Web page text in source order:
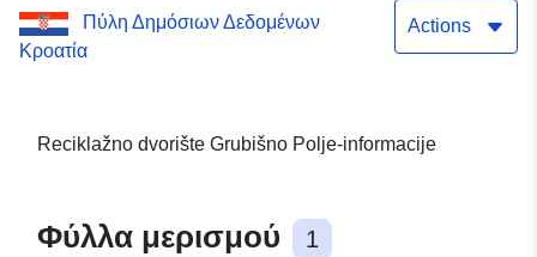
Πύλη Δημόσιων Δεδομένων
Κροατία
Actions
Reciklažno dvorište Grubišno Polje-informacije
Φύλλα μερισμού 1